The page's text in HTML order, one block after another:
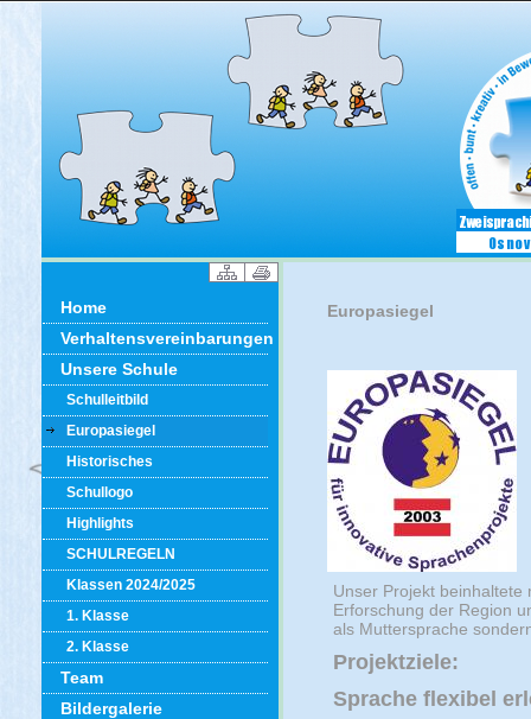
Home
Verhaltensvereinbarungen
Unsere Schule
Schulleitbild
Europasiegel
Historisches
Schullogo
Highlights
SCHULREGELN
Klassen 2024/2025
1. Klasse
2. Klasse
Team
Bildergalerie
Europasiegel
Unser Projekt
Erforschung der Region
als Muttersprache
Projektziele:
Sprache flexibel